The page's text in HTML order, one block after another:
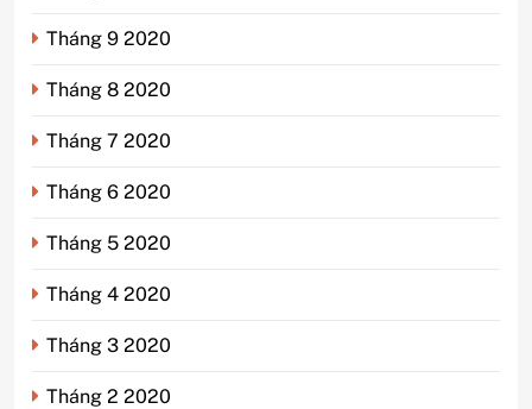
Tháng 9 2020
Tháng 8 2020
Tháng 7 2020
Tháng 6 2020
Tháng 5 2020
Tháng 4 2020
Tháng 3 2020
Tháng 2 2020